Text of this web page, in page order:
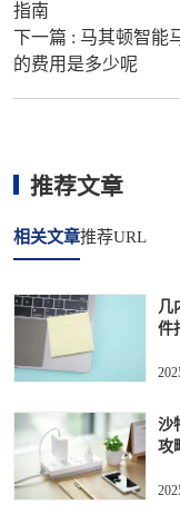
指南
下一篇 : 马其顿智能
的费用是多少呢
推荐文章
相关文章推荐URL
几
件
沙
攻